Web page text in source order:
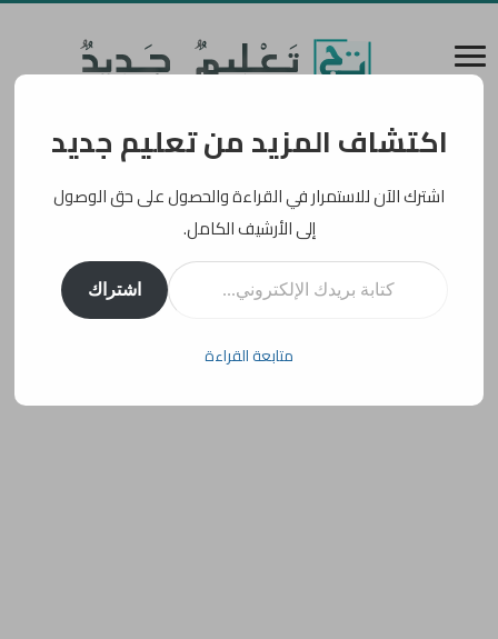
اكتشاف المزيد من تعليم جديد
اشترك الآن للاستمرار في القراءة والحصول على حق الوصول
إلى الأرشيف الكامل.
كتابة بريدك الإلكتروني...
اشتراك
متابعة القراءة